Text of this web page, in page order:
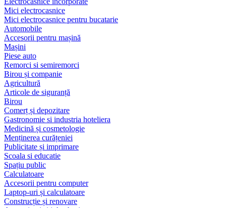
Mici electrocasnice
Mici electrocasnice pentru bucatarie
Automobile
Accesorii pentru mașină
Mașini
Piese auto
Remorci si semiremorci
Birou și companie
Agricultură
Articole de siguranță
Birou
Comerț și depozitare
Gastronomie si industria hoteliera
Medicină și cosmetologie
Menținerea curățeniei
Publicitate și imprimare
Scoala si educatie
Spațiu public
Calculatoare
Accesorii pentru computer
Laptop-uri și calculatoare
Construcție și renovare